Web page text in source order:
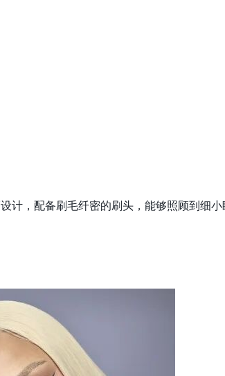
计，配备刷毛纤密的刷头，能够照顾到细小